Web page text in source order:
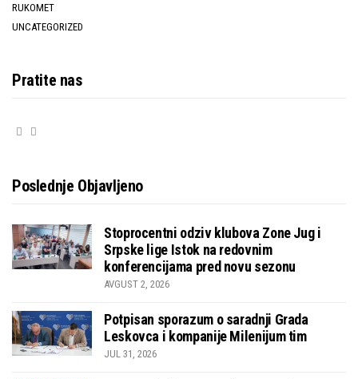
RUKOMET
UNCATEGORIZED
Pratite nas
Poslednje Objavljeno
Stoprocentni odziv klubova Zone Jug i
Srpske lige Istok na redovnim
konferencijama pred novu sezonu
AVGUST 2, 2026
Potpisan sporazum o saradnji Grada
Leskovca i kompanije Milenijum tim
JUL 31, 2026